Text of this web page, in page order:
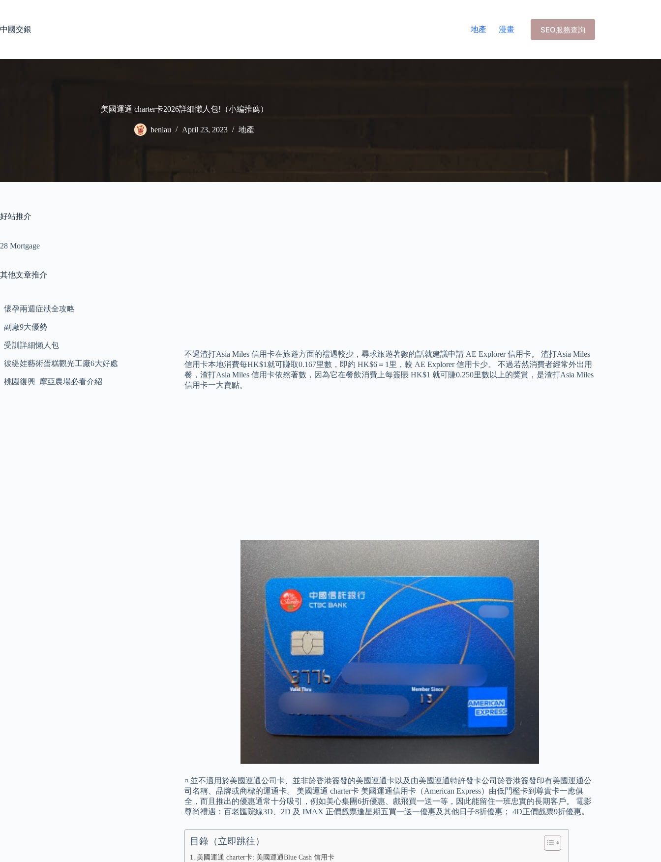
中國交銀
地產 漫畫 SEO服務查詢
美國運通 charter卡2026詳細懶人包!（小編推薦）
benlau April 23, 2023 地產
不過渣打Asia Miles 信用卡在旅遊方面的禮遇較少，尋求旅遊著數的話就建議申請 AE Explorer 信用卡。 渣打Asia Miles
信用卡本地消費每HK$1就可賺取0.167里數，即約 HK$6＝1里，較 AE Explorer 信用卡少。 不過若然消費者經常外出用
餐，渣打Asia Miles 信用卡依然著數，因為它在餐飲消費上每簽賬 HK$1 就可賺0.250里數以上的獎賞，是渣打Asia Miles
信用卡一大賣點。
¤ 並不適用於美國運通公司卡、並非於香港簽發的美國運通卡以及由美國運通特許發卡公司於香港簽發印有美國運通公
司名稱、品牌或商標的運通卡。 美國運通 charter卡 美國運通信用卡（American Express）由低門檻卡到尊貴卡一應俱
全，而且推出的優惠通常十分吸引，例如美心集團6折優惠、戲飛買一送一等，因此能留住一班忠實的長期客戶。 電影
尊尚禮遇：百老匯院線3D、2D 及 IMAX 正價戲票逢星期五買一送一優惠及其他日子8折優惠； 4D正價戲票9折優惠。
目錄（立即跳往）
美國運通 charter卡: 美國運通Blue Cash 信用卡
好站推介
28 Mortgage
其他文章推介
懷孕兩週症狀全攻略
副廠9大優勢
受訓詳細懶人包
彼緹娃藝術蛋糕觀光工廠6大好處
桃園復興_摩亞農場必看介紹